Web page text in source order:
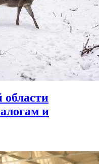
области
и